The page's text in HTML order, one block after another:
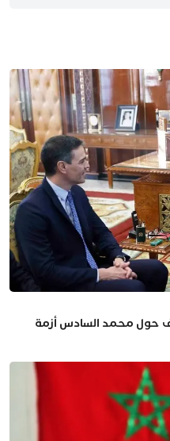
حول محمد السادس أزمة